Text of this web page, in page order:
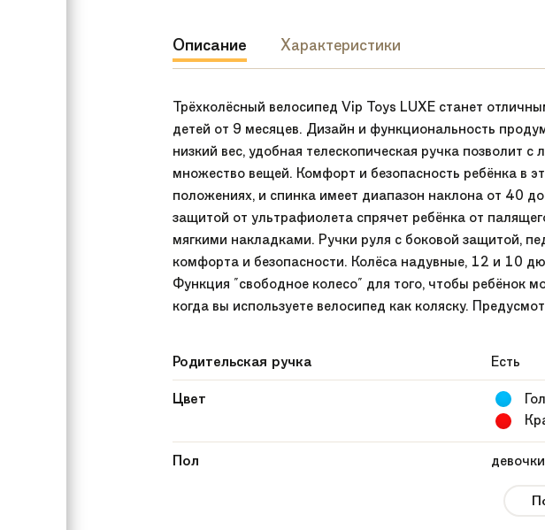
Описание Характеристики
Трёхколёсный велосипед Vip Toys LUXE станет
детей от 9 месяцев. Дизайн и функциональность
низкий вес, удобная телескопическая ручка позволит
множество вещей. Комфорт и безопасность ребёнка в
положениях, и спинка имеет диапазон наклона от 40
защитой от ультрафиолета спрячет ребёнка от
мягкими накладками. Ручки руля с боковой защитой,
комфорта и безопасности. Колёса надувные, 12 и 10
Функция "свободное колесо" для того, чтобы ребёнок
когда вы используете велосипед как коляску.
Родительская ручка
Есть
Цвет
Пол
от 9